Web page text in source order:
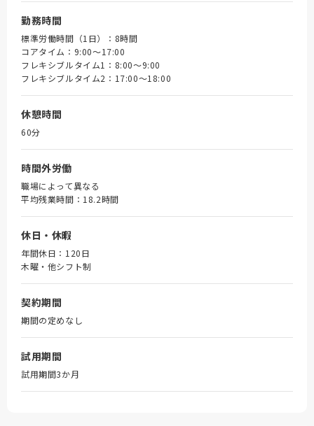
勤務時間
標準労働時間（1日）：8時間
コアタイム：9:00～17:00
フレキシブルタイム1：8:00～9:00
フレキシブルタイム2：17:00～18:00
休憩時間
60分
時間外労働
職場によって異なる
平均残業時間：18.2時間
休日・休暇
年間休日：120日
木曜・他シフト制
契約期間
期間の定めなし
試用期間
試用期間3か月